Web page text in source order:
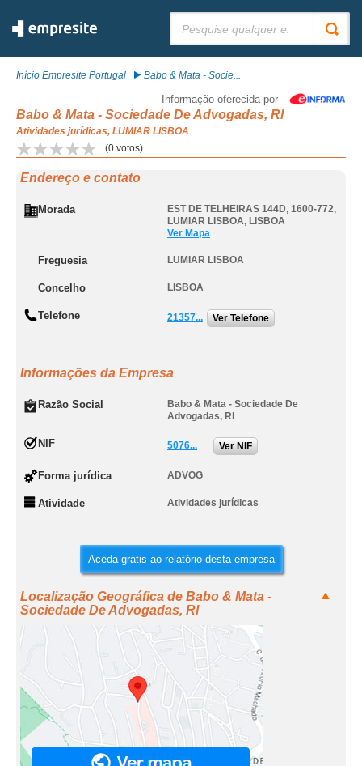
Início Empresite Portugal Babo & Mata - Socie...
Informação oferecida por
Babo & Mata - Sociedade De Advogadas, Rl
Atividades jurídicas, LUMIAR LISBOA
(0 votos)
Endereço e contato
Morada EST DE TELHEIRAS 144D, 1600-772,
LUMIAR LISBOA, LISBOA
Ver Mapa
Freguesia LUMIAR LISBOA
Concelho LISBOA
Telefone 21357... Ver Telefone
Informações da Empresa
Razão Social
Babo & Mata - Sociedade De
Advogadas, Rl
NIF 5076... Ver NIF
Forma jurídica ADVOG
Atividade Atividades jurídicas
Aceda grátis ao relatório desta empresa
Localização Geográfica de Babo & Mata -
Sociedade De Advogadas, Rl